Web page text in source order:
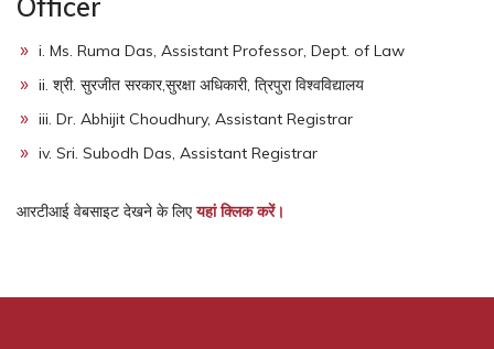
i. Ms. Ruma Das, Assistant Professor, Dept. of Law
ii. श्री. सुरजीत सरकार,सुरक्षा अधिकारी, त्रिपुरा विश्वविद्यालय
iii. Dr. Abhijit Choudhury, Assistant Registrar
iv. Sri. Subodh Das, Assistant Registrar
आरटीआई वेबसाइट देखने के लिएयहां क्लिक करें।